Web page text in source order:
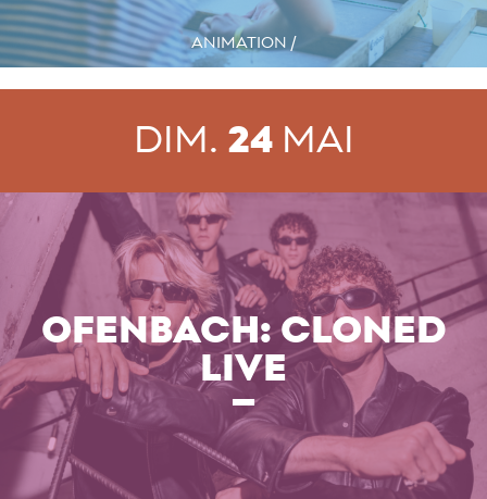
ANIMATION /
DIM. 24MAI
OFENBACH: CLONED
LIVE